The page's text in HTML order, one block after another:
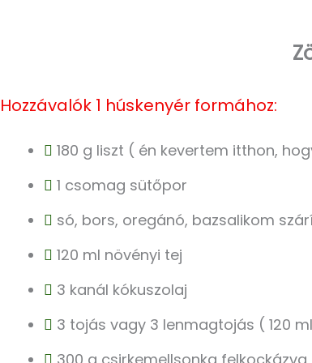
Hozzávalók 1 húskenyér formához:
180 g liszt ( én kevertem itthon,
1 csomag sütőpor
só, bors, oregánó, bazsalikom
120 ml növényi tej
3 kanál kókuszolaj
3 tojás vagy 3 lenmagtojás ( 120